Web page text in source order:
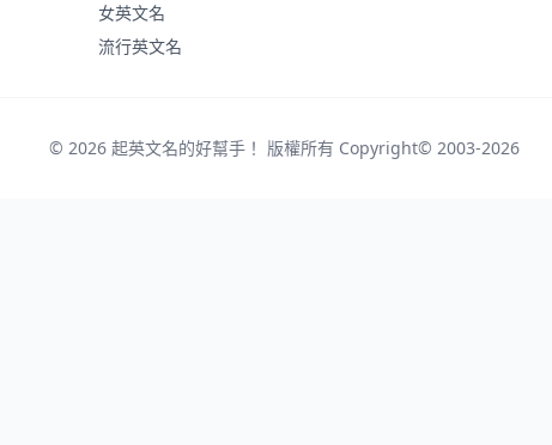
女英文名
流行英文名
© 2026 起英文名的好幫手！ 版權所有 Copyright© 2003-2026